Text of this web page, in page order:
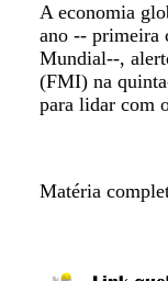
A economia
ano -- primeira
Mundial--,
(FMI) na
para lidar com
Matéria